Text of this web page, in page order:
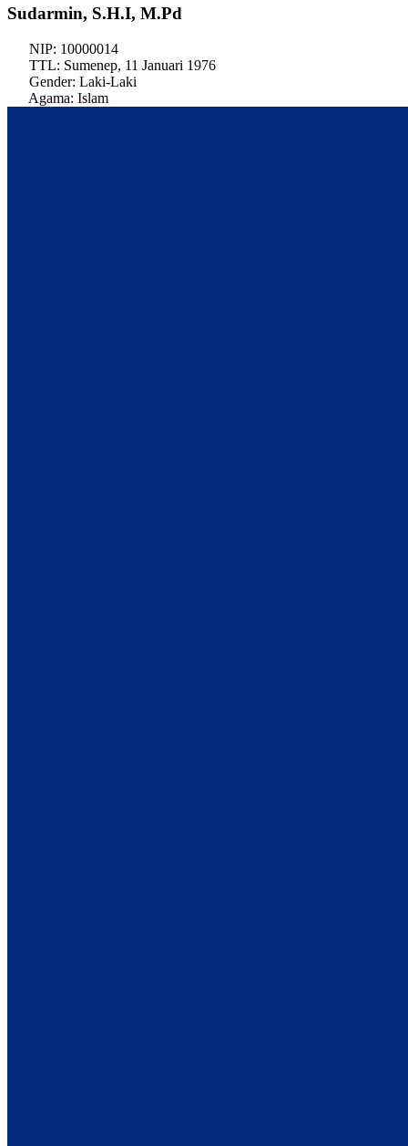
Sudarmin, S.H.I, M.Pd
NIP: 10000014
TTL: Sumenep, 11 Januari 1976
Gender: Laki-Laki
Agama: Islam